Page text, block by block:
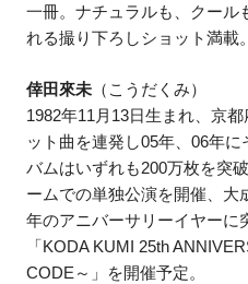
一冊。ナチュラルも、クール
れる撮り下ろしショット満載
倖田來未 （こうだくみ）
1982年11月13日生まれ、京
ット曲を連発し05年、06年
バムはいずれも200万枚を突
ームでの単独公演を開催、大
年のアニバーサリーイヤーに
「KODA KUMI 25th
CODE～」を開催予定。